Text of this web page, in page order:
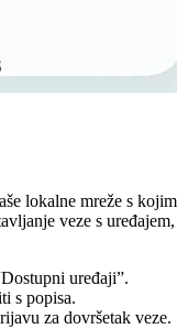
lokalne mreže s
veze s uređajem,
uređaji”.
s popisa.
za dovršetak veze.